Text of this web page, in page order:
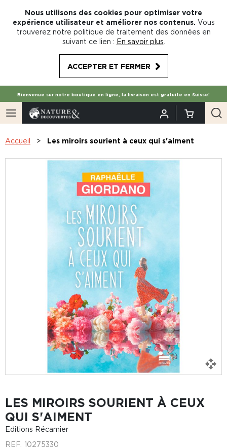
Nous utilisons des cookies pour optimiser votre
expérience utilisateur et améliorer nos contenus. Vous
trouverez notre politique de traitement des données en
suivant ce lien : En savoir plus
ACCEPTER ET FERMER
Bienvenue sur notre boutique en ligne, la livraison est gratuite en Suisse!
Accueil Les miroirs sourient à ceux qui s'aiment
LES MIROIRS SOURIENT À CEUX
QUI S'AIMENT
Editions Récamier
REF. 10275330